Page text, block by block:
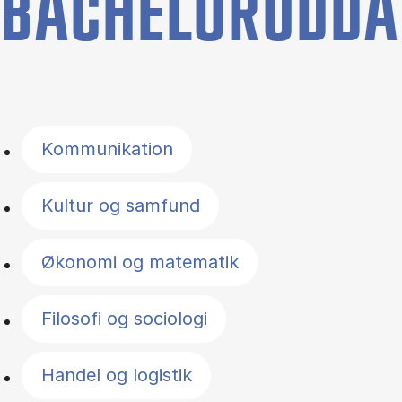
Kommunikation
Kultur og samfund
Økonomi og matematik
Filosofi og sociologi
Handel og logistik